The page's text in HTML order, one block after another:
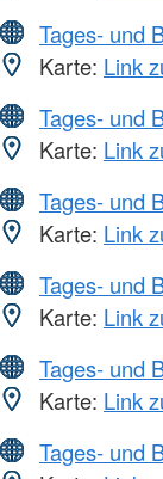
Tages- und
Karte: Link
Tages- und
Karte: Link
Tages- und
Karte: Link
Tages- und
Karte: Link
Tages- und
Karte: Link
Tages- und